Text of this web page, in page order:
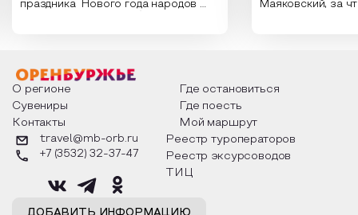
праздника Нового года народов
о том, как встречают новый год в
разных уголках страны, какие
обряды совершают на удачу и
благополучие, в чем схожи и
различаются традиции. Кто такой
Дед Мороз и откуда он пришел, как
его называют в разных уголках
страны и как появились елочные
Маяковский, за
Твардовского и
каждой строчке
восхищение
яркому времени
О регионе
Где остановиться
Сувениры
Где поесть
Контакты
Мой маршрут
travel@mb-orb.ru
+7 (3532) 32-37-47
Реестр туроператоров
Реестр эксурсоводов
ТИЦ